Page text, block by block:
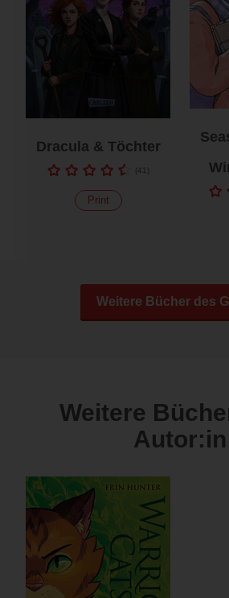
Dracula & Töchter
(41 )
Print
Weitere Bücher des
Weitere
Autor:in